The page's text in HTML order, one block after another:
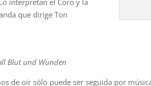
interpretan el Coro y la
que dirige Ton
Blut und Wunden
de oír sólo puede ser seguida por